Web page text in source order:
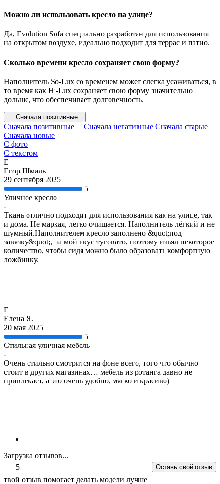
Можно ли использовать кресло на улице?
Да, Evolution Sofa специально разработан для использования
на открытом воздухе, идеально подходит для террас и патио.
Сколько времени кресло сохраняет свою форму?
Наполнитель So-Lux со временем может слегка усаживаться, в
то время как Hi-Lux сохраняет свою форму значительно
дольше, что обеспечивает долговечность.
Сначала позитивные
Сначала позитивные Сначала негативные Сначала старые
Сначала новые
С фото
С текстом
Е
Егор Шмаль
29 сентября 2025
5
Уличное кресло
-
Ткань отлично подходит для использования как на улице, так
и дома. Не маркая, легко очищается. Наполнитель лёгкий и не
шумный.Наполнителем кресло заполнено &quot;под
завязку&quot;, на мой вкус туговато, поэтому изъял некоторое
количество, чтобы сидя можно было образовать комфортную
ложбинку.
Е
Елена Я.
20 мая 2025
5
Стильная уличная мебель
-
Очень стильно смотрится на фоне всего, того что обычно
стоит в других магазинах… мебель из ротанга давно не
привлекает, а это очень удобно, мягко и красиво)
Загрузка отзывов...
5
Оставь свой отзыв
твой отзыв помогает делать модели лучше